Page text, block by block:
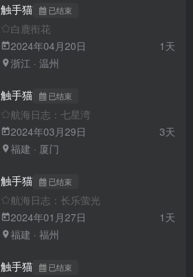
触手猫 已结束
白鹿衔花
2024年04月20日
1天
浙江 · 温州
触手猫 已结束
航海日志：七星湾
2024年03月29日
3天
福建 · 厦门
触手猫 已结束
航海日志：长乐萤光
2024年01月27日
1天
福建 · 福州
触手猫 已结束